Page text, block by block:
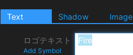
Text Shadow Image
ロゴテキスト
Add Symbol